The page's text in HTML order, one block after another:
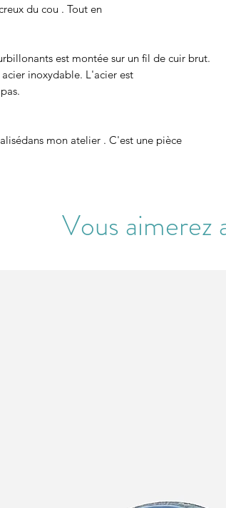
du cou . Tout en
est montée sur un fil de cuir brut.
inoxydable. L'acier est
mon atelier . C'est une pièce
Vous aimerez